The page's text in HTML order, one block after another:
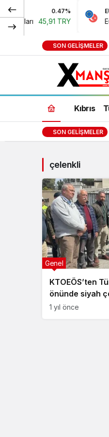
0.47%
45,91 TRY Euro
SON GELIŞMELER
Kıbrıs
SON GELIŞMELER
çelenkli
KTOEÖS’ten
önünde siyah
Genel
1 yıl önce